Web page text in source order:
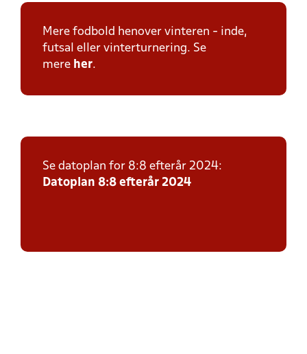
Mere fodbold henover vinteren - inde,
futsal eller vinterturnering. Se
mere her.
Se datoplan for 8:8 efterår 2024:
Datoplan 8:8 efterår 2024